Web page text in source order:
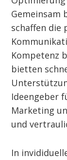
Gemeinsam
schaffen die
Kompetenz
bietten
Ideengeber
Marketing
und
In